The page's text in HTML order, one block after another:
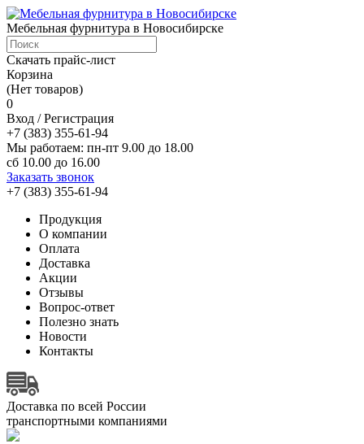
Мебельная фурнитура в Новосибирске
Скачать прайс-лист
Корзина
(Нет товаров)
0
Вход / Регистрация
+7 (383) 355-61-94
Мы работаем: пн-пт 9.00 до 18.00
сб 10.00 до 16.00
Заказать звонок
+7 (383) 355-61-94
Продукция
О компании
Оплата
Доставка
Акции
Отзывы
Вопрос-ответ
Полезно знать
Новости
Контакты
Доставка по всей России
транспортными компаниями